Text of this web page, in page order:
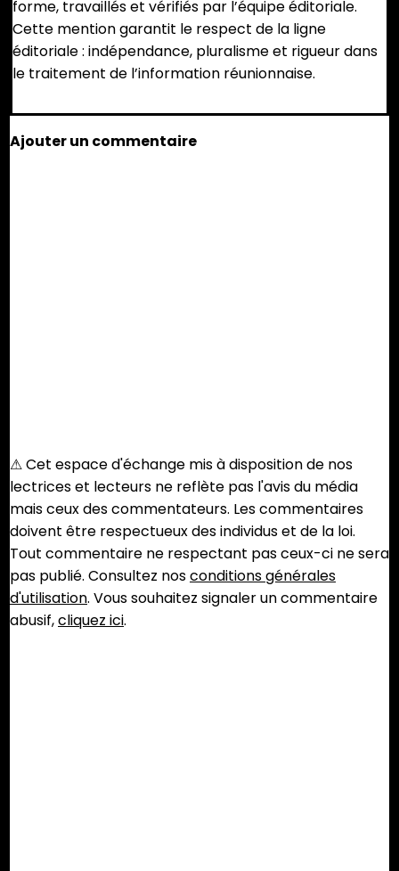
forme, travaillés et vérifiés par l’équipe éditoriale.
Cette mention garantit le respect de la ligne
éditoriale : indépendance, pluralisme et rigueur dans
le traitement de l’information réunionnaise.
Ajouter un commentaire
⚠︎ Cet espace d'échange mis à disposition de nos
lectrices et lecteurs ne reflète pas l'avis du média
mais ceux des commentateurs. Les commentaires
doivent être respectueux des individus et de la loi.
Tout commentaire ne respectant pas ceux-ci ne sera
pas publié. Consultez nosconditions générales
d'utilisation. Vous souhaitez signaler un commentaire
abusif,cliquez ici.